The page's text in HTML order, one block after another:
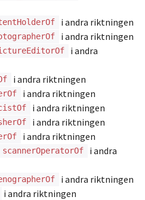
i andra riktningen
i andra riktningen
i andra
i andra riktningen
i andra riktningen
i andra riktningen
i andra riktningen
i andra riktningen
scannerOperatorOf
i andra
i andra riktningen
i andra riktningen